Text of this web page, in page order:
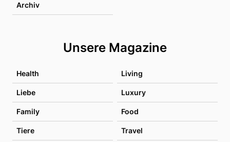
Archiv
Unsere Magazine
Health Living
Liebe Luxury
Family Food
Tiere Travel